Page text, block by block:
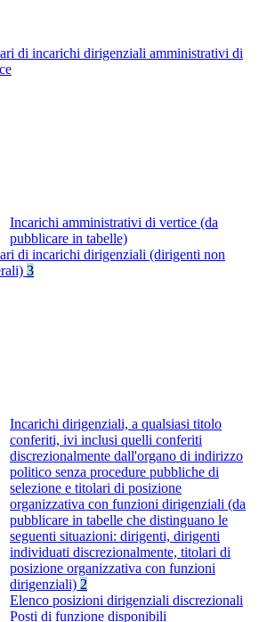
di incarichi dirigenziali amministrativi di
Incarichi amministrativi di vertice (da
pubblicare in tabelle)
di incarichi dirigenziali (dirigenti non
3
Incarichi dirigenziali, a qualsiasi titolo
conferiti, ivi inclusi quelli conferiti
discrezionalmente dall'organo di indirizzo
politico senza procedure pubbliche di
selezione e titolari di posizione
organizzativa con funzioni dirigenziali (da
pubblicare in tabelle che distinguano le
seguenti situazioni: dirigenti, dirigenti
individuati discrezionalmente, titolari di
posizione organizzativa con funzioni
dirigenziali) 2
Elenco posizioni dirigenziali discrezionali
Posti di funzione disponibili